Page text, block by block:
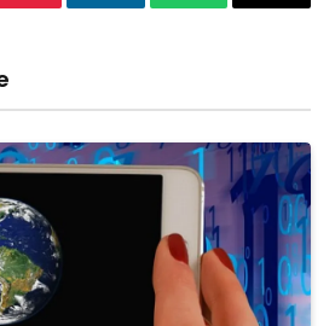
Pinterest LinkedInWhatsAppCopy